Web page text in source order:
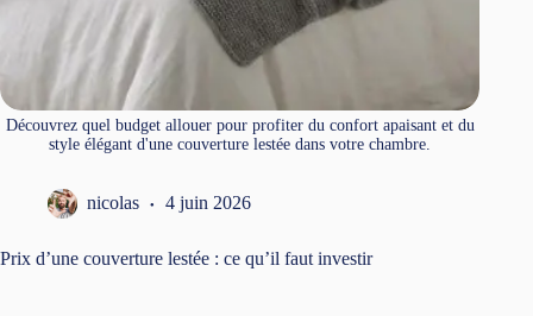
Découvrez quel budget allouer pour profiter du confort apaisant et du
style élégant d'une couverture lestée dans votre chambre.
nicolas 4 juin 2026
Prix d’une couverture lestée : ce qu’il faut investir